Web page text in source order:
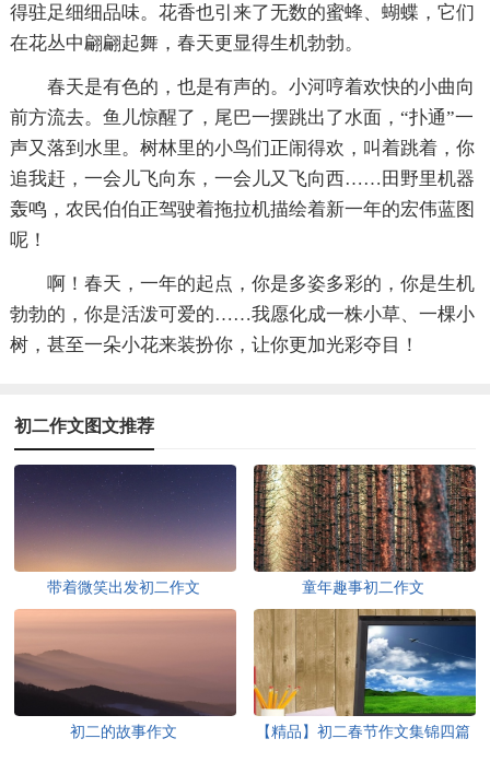
得驻足细细品味。花香也引来了无数的蜜蜂、蝴蝶，它们
在花丛中翩翩起舞，春天更显得生机勃勃。
春天是有色的，也是有声的。小河哼着欢快的小曲向
前方流去。鱼儿惊醒了，尾巴一摆跳出了水面，“扑通”一
声又落到水里。树林里的小鸟们正闹得欢，叫着跳着，你
追我赶，一会儿飞向东，一会儿又飞向西……田野里机器
轰鸣，农民伯伯正驾驶着拖拉机描绘着新一年的宏伟蓝图
呢！
啊！春天，一年的起点，你是多姿多彩的，你是生机
勃勃的，你是活泼可爱的……我愿化成一株小草、一棵小
树，甚至一朵小花来装扮你，让你更加光彩夺目！
初二作文图文推荐
带着微笑出发初二作文 童年趣事初二作文
初二的故事作文 【精品】初二春节作文集锦四篇